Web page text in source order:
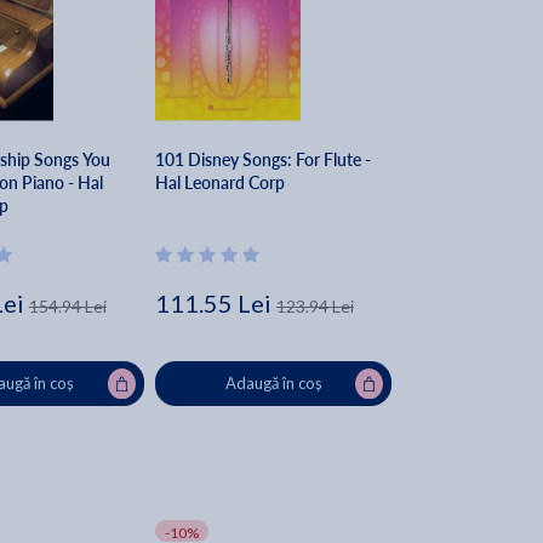
Songs You
Piano - Hal
154.94 Lei
în coș
101 Disney Songs: For Flute -
Hal Leonard Corp
111.55 Lei 123.94 Lei
Adaugă în coș
-10%